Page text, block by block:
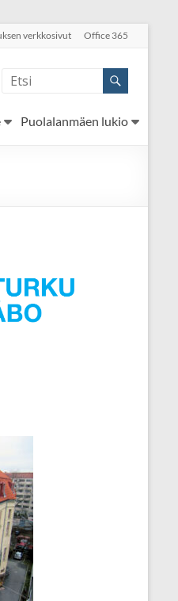
verkkosivut Office 365
Puolalanmäen lukio